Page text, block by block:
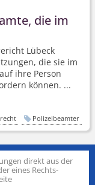
die im
Lübeck
die sie im
ihre Person
können. ...
Polizeibeamter
direkt aus der
eines Rechts­